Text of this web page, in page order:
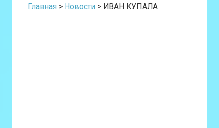
Главная > Новости > ИВАН КУПАЛА